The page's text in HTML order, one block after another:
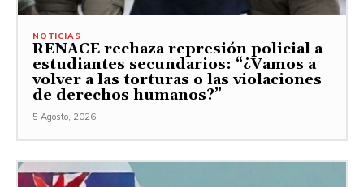
NOTICIAS
RENACE rechaza represión policial a
estudiantes secundarios: “¿Vamos a
volver a las torturas o las violaciones
de derechos humanos?”
5 Agosto, 2026